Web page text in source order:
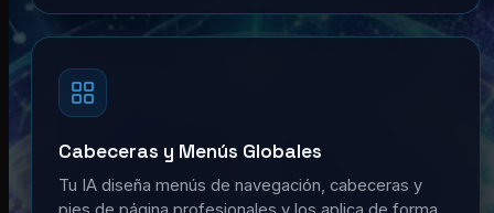
Cabeceras y Menús Globales
Tu IA diseña menús de navegación, cabeceras y